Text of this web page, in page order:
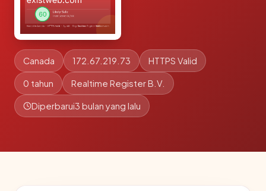
Canada 172.67.219.73 HTTPS Valid
0 tahun Realtime Register B.V.
Diperbarui3 bulan yang lalu